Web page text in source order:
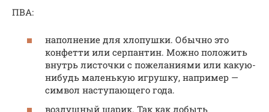
ПВА:
наполнение для хлопушки. Обычно это
конфетти или серпантин. Можно положить
внутрь листочки с пожеланиями или какую-
нибудь маленькую игрушку, например —
символ наступающего года.
воздушный шарик. Так как добыть